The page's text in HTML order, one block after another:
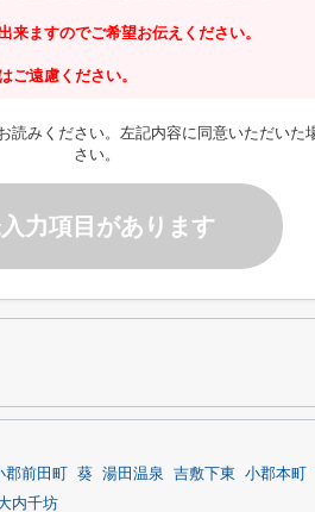
ますのでご希望お伝えください。
ご遠慮ください。
読みください。左記内容に同意いただいた
さい。
力項目があります
郡前田町 葵 湯田温泉 吉敷下東 小郡本町
内千坊